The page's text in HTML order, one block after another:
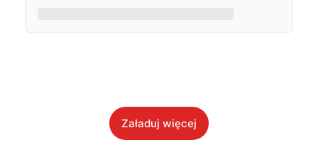
Załaduj więcej